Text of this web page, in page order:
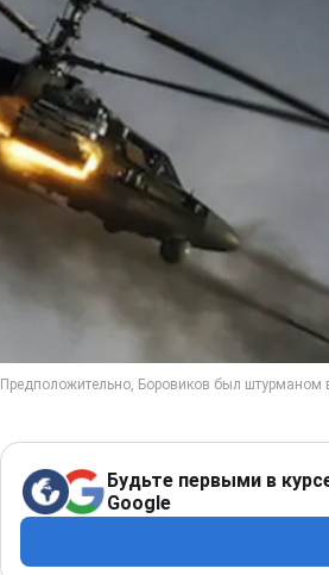
Будьте первыми в
Google